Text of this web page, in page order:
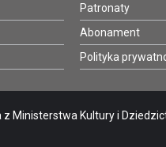
Patronaty
Abonament
Polityka
z Ministerstwa Kultury i